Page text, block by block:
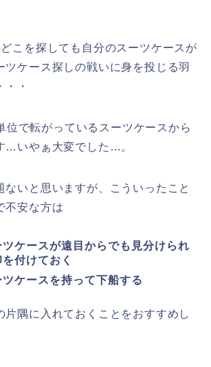
こを探しても自分のスーツケースが
ツケース探しの戦いに身を投じる羽
・・
位で転がっているスーツケースから
…いやぁ大変でした…。
ないと思いますが、こういったこと
不安な方は
ツケースが遠目からでも見分けられ
付けておく
ツケースを持って下船する
片隅に入れておくことをおすすめし